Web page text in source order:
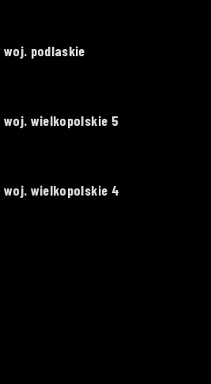
podlaskie
wielkopolskie 5
woj. wielkopolskie 4